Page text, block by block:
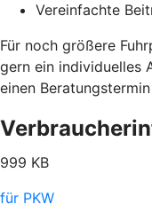
Vereinfachte
Für noch größere
gern ein individuelles
einen
999 KB
für PKW